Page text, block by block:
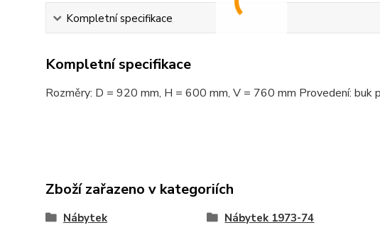
Kompletní specifikace
Kompletní specifikace
Rozměry: D = 920 mm, H = 600 mm, V = 760 mm Provedení: buk
Zboží zařazeno v kategoriích
Nábytek Nábytek 1973-74